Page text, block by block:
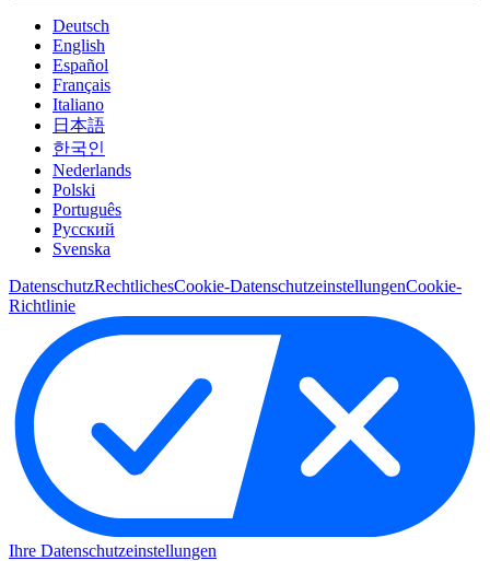
Deutsch
English
Español
Français
Italiano
日本語
한국인
Nederlands
Polski
Português
Pусский
Svenska
DatenschutzRechtlichesCookie-DatenschutzeinstellungenCookie-
Richtlinie
Ihre Datenschutzeinstellungen